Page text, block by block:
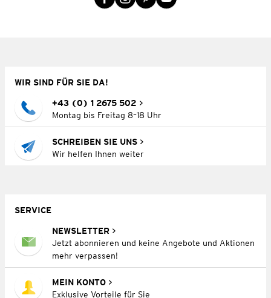
WIR SIND FÜR SIE DA!
+43 (0) 1 2675 502
Montag bis Freitag 8–18 Uhr
SCHREIBEN SIE UNS
Wir helfen Ihnen weiter
SERVICE
NEWSLETTER
Jetzt abonnieren und keine Angebote und Aktionen
mehr verpassen!
MEIN KONTO
Exklusive Vorteile für Sie